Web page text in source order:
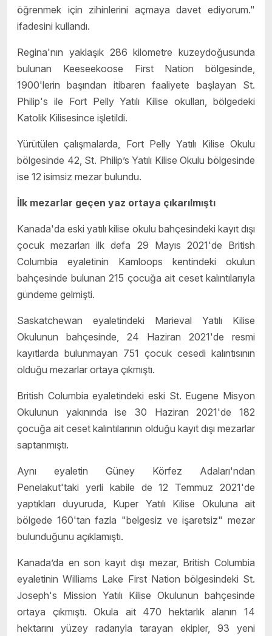
öğrenmek için zihinlerini açmaya davet ediyorum."
ifadesini kullandı.
Regina'nın yaklaşık 286 kilometre kuzeydoğusunda
bulunan Keeseekoose First Nation bölgesinde,
1900'lerin başından itibaren faaliyete başlayan St.
Philip's ile Fort Pelly Yatılı Kilise okulları, bölgedeki
Katolik Kilisesince işletildi.
Yürütülen çalışmalarda, Fort Pelly Yatılı Kilise Okulu
bölgesinde 42, St. Philip’s Yatılı Kilise Okulu bölgesinde
ise 12 isimsiz mezar bulundu.
İlk mezarlar geçen yaz ortaya çıkarılmıştı
Kanada'da eski yatılı kilise okulu bahçesindeki kayıt dışı
çocuk mezarları ilk defa 29 Mayıs 2021'de British
Columbia eyaletinin Kamloops kentindeki okulun
bahçesinde bulunan 215 çocuğa ait ceset kalıntılarıyla
gündeme gelmişti.
Saskatchewan eyaletindeki Marieval Yatılı Kilise
Okulunun bahçesinde, 24 Haziran 2021'de resmi
kayıtlarda bulunmayan 751 çocuk cesedi kalıntısının
olduğu mezarlar ortaya çıkmıştı.
British Columbia eyaletindeki eski St. Eugene Misyon
Okulunun yakınında ise 30 Haziran 2021'de 182
çocuğa ait ceset kalıntılarının olduğu kayıt dışı mezarlar
saptanmıştı.
Aynı eyaletin Güney Körfez Adaları'ndan
Penelakut'taki yerli kabile de 12 Temmuz 2021'de
yaptıkları duyuruda, Kuper Yatılı Kilise Okuluna ait
bölgede 160'tan fazla "belgesiz ve işaretsiz" mezar
bulunduğunu açıklamıştı.
Kanada’da en son kayıt dışı mezar, British Columbia
eyaletinin Williams Lake First Nation bölgesindeki St.
Joseph's Mission Yatılı Kilise Okulunun bahçesinde
ortaya çıkmıştı. Okula ait 470 hektarlık alanın 14
hektarını yüzey radarıyla tarayan ekipler, 93 yeni